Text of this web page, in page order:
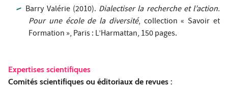
Barry Valérie (2010). Dialectiser la recherche et l’action.
Pour une école de la diversité, collection « Savoir et
Formation », Paris : L’Harmattan, 150 pages.
Expertises scientifiques
Comités scientifiques ou éditoriaux de revues :